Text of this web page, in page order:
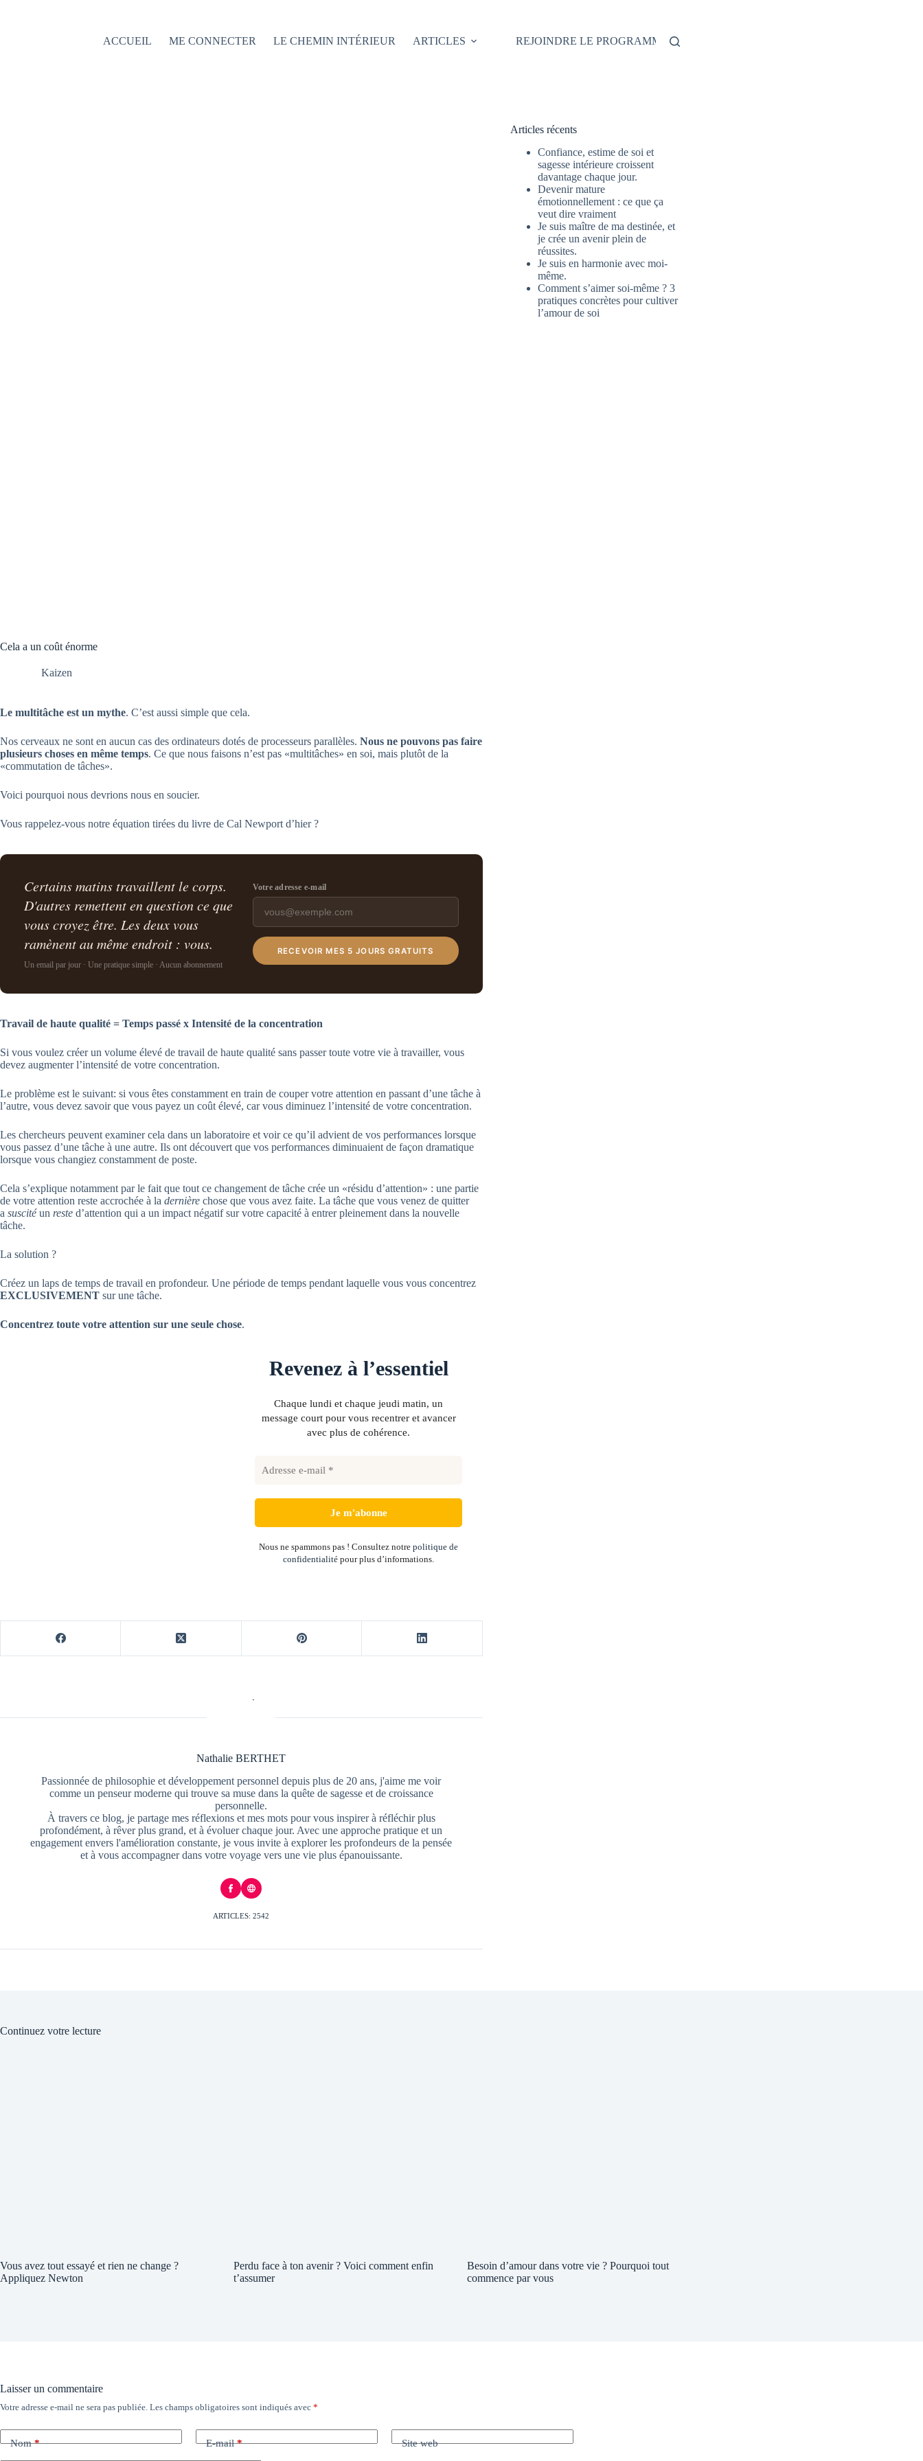
ACCUEIL
ME CONNECTER LE CHEMIN INTÉRIEUR ARTICLES REJOINDRE LE PROGRAMME
Cela a un coût énorme
Kaizen
Le multitâche est un mythe. C’est aussi simple que cela.
Nos cerveaux ne sont en aucun cas des ordinateurs dotés de processeurs parallèles. Nous ne pouvons pas faire
plusieurs choses en même temps. Ce que nous faisons n’est pas «multitâches» en soi, mais plutôt de la
«commutation de tâches».
Voici pourquoi nous devrions nous en soucier.
Vous rappelez-vous notre équation tirées du livre de Cal Newport d’hier ?
Certains matins travaillent le corps.
D'autres remettent en question ce que
vous croyez être. Les deux vous
ramènent au même endroit : vous.
Un email par jour · Une pratique simple · Aucun abonnement
Votre adresse e-mail
RECEVOIR MES 5 JOURS GRATUITS
Travail de haute qualité = Temps passé x Intensité de la concentration
Si vous voulez créer un volume élevé de travail de haute qualité sans passer toute votre vie à travailler, vous
devez augmenter l’intensité de votre concentration.
Le problème est le suivant: si vous êtes constamment en train de couper votre attention en passant d’une tâche à
l’autre, vous devez savoir que vous payez un coût élevé, car vous diminuez l’intensité de votre concentration.
Les chercheurs peuvent examiner cela dans un laboratoire et voir ce qu’il advient de vos performances lorsque
vous passez d’une tâche à une autre. Ils ont découvert que vos performances diminuaient de façon dramatique
lorsque vous changiez constamment de poste.
Cela s’explique notamment par le fait que tout ce changement de tâche crée un «résidu d’attention» : une partie
de votre attention reste accrochée à la dernière chose que vous avez faite. La tâche que vous venez de quitter
a suscitéun reste d’attention qui a un impact négatif sur votre capacité à entrer pleinement dans la nouvelle
tâche.
La solution ?
Créez un laps de temps de travail en profondeur. Une période de temps pendant laquelle vous vous concentrez
EXCLUSIVEMENT sur une tâche.
Concentrez toute votre attention sur une seule chose.
Revenez à l’essentiel
Chaque lundi et chaque jeudi matin, un
message court pour vous recentrer et avancer
avec plus de cohérence.
Nous ne spammons pas ! Consultez notrepolitique de
confidentialité pour plus d’informations.
Nathalie BERTHET
Passionnée de philosophie et développement personnel depuis plus de 20 ans, j'aime me voir
comme un penseur moderne qui trouve sa muse dans la quête de sagesse et de croissance
personnelle.
À travers ce blog, je partage mes réflexions et mes mots pour vous inspirer à réfléchir plus
profondément, à rêver plus grand, et à évoluer chaque jour. Avec une approche pratique et un
engagement envers l'amélioration constante, je vous invite à explorer les profondeurs de la pensée
et à vous accompagner dans votre voyage vers une vie plus épanouissante.
ARTICLES: 2542
Articles récents
Confiance, estime de soi et
sagesse intérieure croissent
davantage chaque jour.
Devenir mature
émotionnellement : ce que ça
veut dire vraiment
Je suis maître de ma destinée, et
je crée un avenir plein de
réussites.
Je suis en harmonie avec moi-
même.
Comment s’aimer soi-même ? 3
pratiques concrètes pour cultiver
l’amour de soi
Continuez votre lecture
Vous avez tout essayé et rien ne change ?
Appliquez Newton
Perdu face à ton avenir ? Voici comment enfin
t’assumer
Besoin d’amour dans votre vie ? Pourquoi tout
commence par vous
Laisser un commentaire
Votre adresse e-mail ne sera pas publiée. Les champs obligatoires sont indiqués avec *
Nom* E-mail* Site web